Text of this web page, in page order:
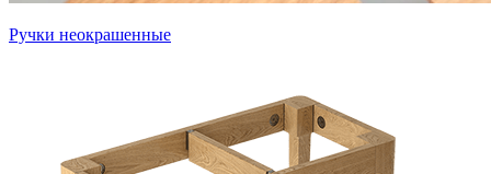
Ручки неокрашенные